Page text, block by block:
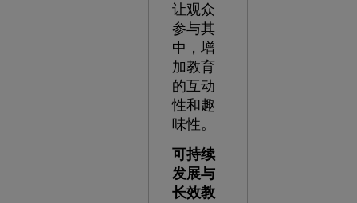
让观众
参与其
中，增
加教育
的互动
性和趣
味性。
可持续
发展与
长效教